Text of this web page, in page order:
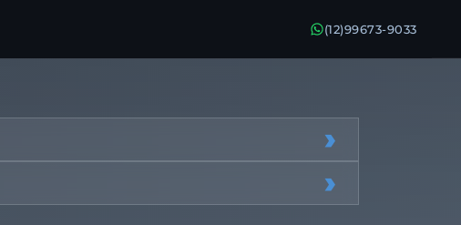
(12)99673-9033
›
›